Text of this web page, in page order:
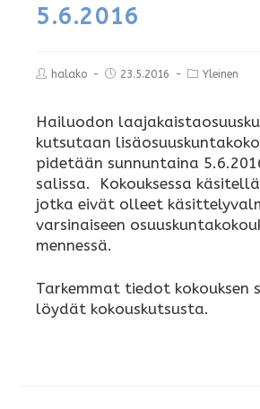
5.6.2016
halako 23.5.2016 Yleinen
Hailuodon
kutsutaan
pidetään sunnuntaina
salissa. Kokouksessa
jotka eivät olleet
varsinaiseen
mennessä.
Tarkemmat tiedot kokouksen
löydät kokouskutsusta.